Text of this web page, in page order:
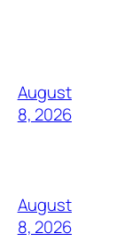
August
8, 2026
August
8, 2026